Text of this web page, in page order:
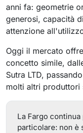
anni fa: geometrie
generosi, capacità
attenzione
Oggi il mercato
concetto simile,
Sutra LTD,
molti altri produttori
La Fargo
particolare: non è